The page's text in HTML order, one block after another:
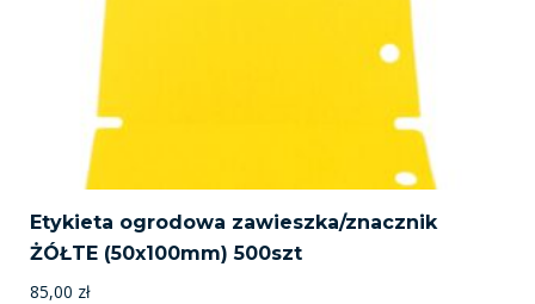
Etykieta ogrodowa zawieszka/znacznik
ŻÓŁTE (50x100mm) 500szt
85,00 zł